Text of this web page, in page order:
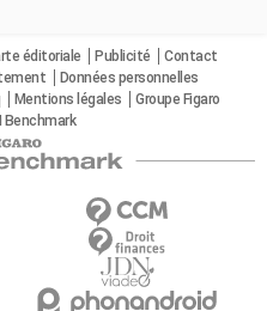
éditoriale Publicité
Contact
Données personnelles
Mentions légales
Groupe Figaro
Benchmark